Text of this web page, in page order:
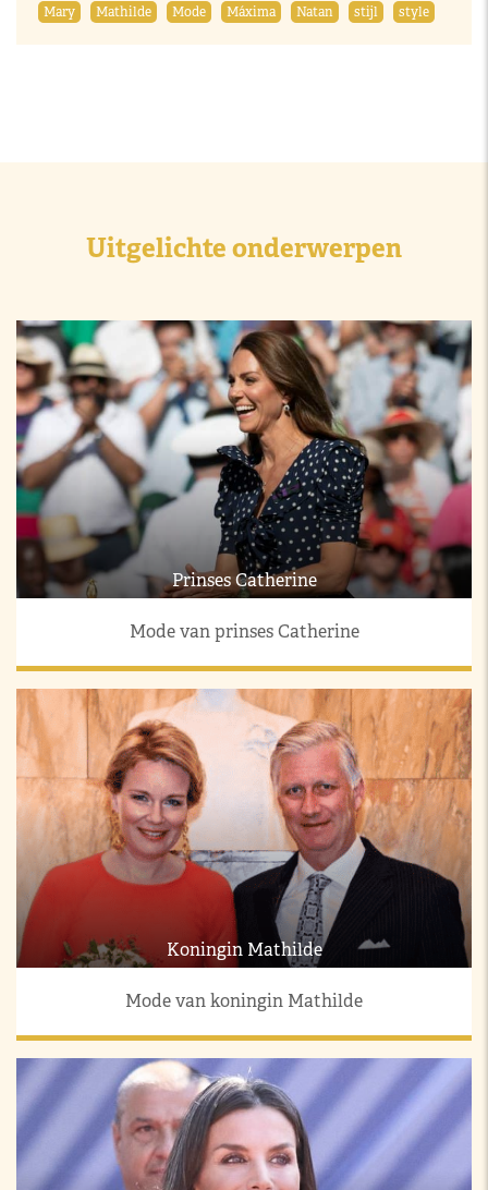
Mary
Mathilde Mode Máxima Natan stijl style
Uitgelichte onderwerpen
Prinses Catherine
Mode van prinses Catherine
Koningin Mathilde
Mode van koningin Mathilde